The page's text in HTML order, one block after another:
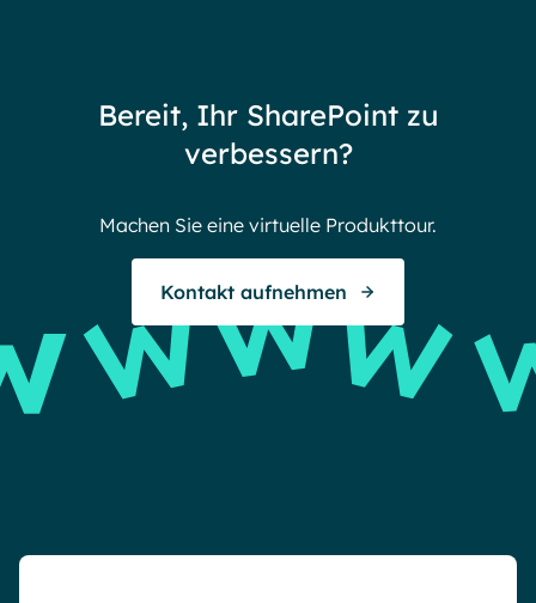
Endless gratitude
Bereit, Ihr SharePoint zu
verbessern?
Machen Sie eine virtuelle Produkttour.
Kontakt aufnehmen